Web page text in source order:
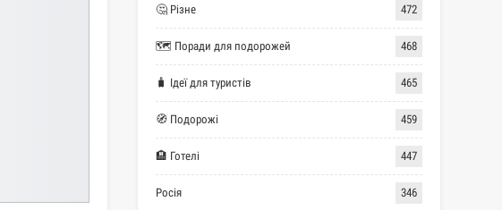
🤔 Різне 472
🗺 Поради для подорожей 468
🧳 Ідеї для туристів 465
🧭 Подорожі 459
🏨 Готелі 447
Росія 346